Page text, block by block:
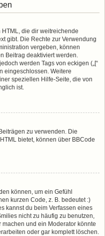
die dir weitreichende
gibt. Die Rechte zur Verwendung
vergeben, können
Beitrag deaktiviert werden.
werden Tags von eckigen („[“
eingeschlossen. Weitere
speziellen Hilfe-Seite, die von
ist.
zu verwenden. Die
bietet, können über BBCode
können, um ein Gefühl
kurzen Code, z. B. bedeutet :)
kannst du beim Verfassen eines
nicht zu häufig zu benutzen,
und ein Moderator könnte
oder gar komplett löschen.